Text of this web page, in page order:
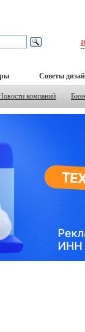
Советы
компаний